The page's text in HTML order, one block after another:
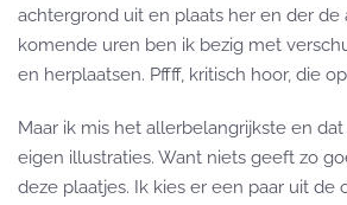
achtergrond uit en plaats her en der de
komende uren ben ik bezig met
en herplaatsen. Pffff, kritisch hoor, die
Maar ik mis het allerbelangrijkste en
eigen illustraties. Want niets geeft zo
deze plaatjes. Ik kies er een paar uit de